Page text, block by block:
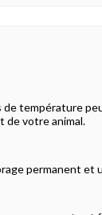
température
de votre animal.
permanent